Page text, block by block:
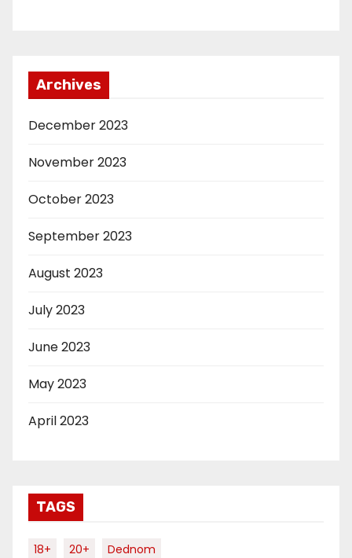
Archives
December 2023
November 2023
October 2023
September 2023
August 2023
July 2023
June 2023
May 2023
April 2023
TAGS
18+ 20+
Dednom